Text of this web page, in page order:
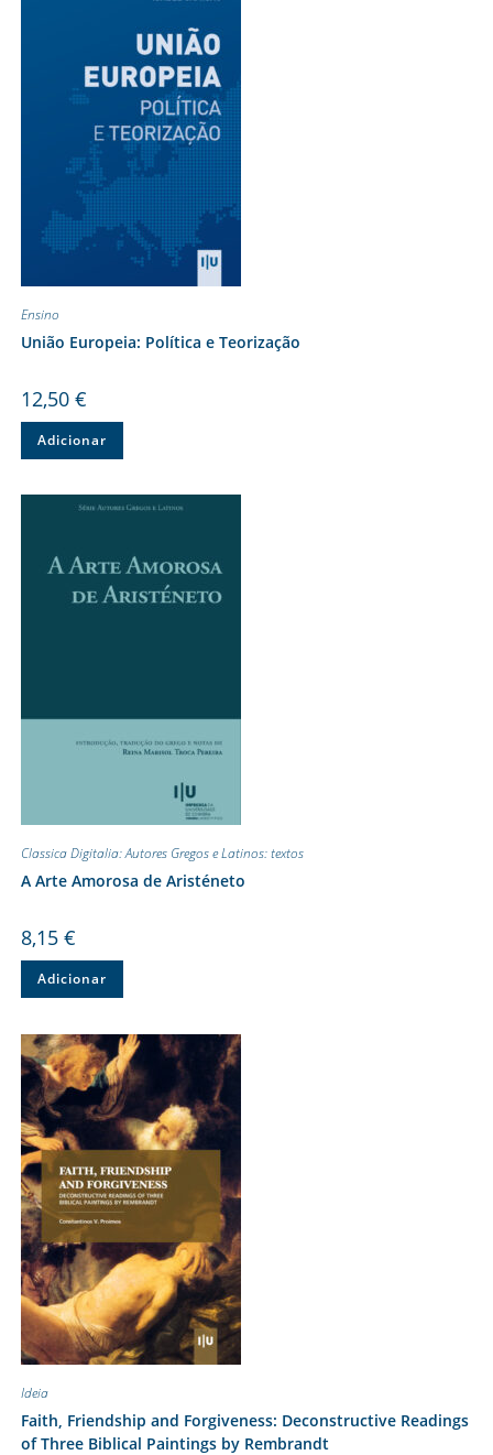
Ensino
União Europeia: Política e Teorização
12,50 €
Adicionar
Classica Digitalia: Autores Gregos e Latinos: textos
A Arte Amorosa de Aristéneto
8,15 €
Adicionar
Ideia
Faith, Friendship and Forgiveness: Deconstructive Readings
of Three Biblical Paintings by Rembrandt